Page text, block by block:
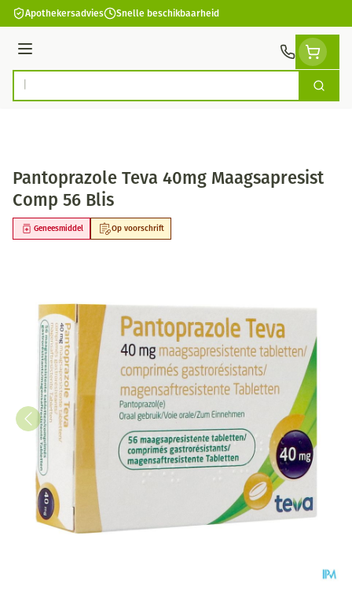
Ga naar de inhoud
Apothekersadvies Snelle beschikbaarheid
Menu
Product, merk, categorie... Zoek
Pantoprazole Teva 40mg Maagsapresist
Comp 56 Blis
Op voorschrift
Geneesmiddel